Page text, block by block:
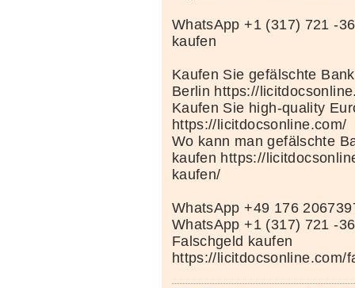
WhatsApp +1 (317) 721 -
kaufen
Kaufen Sie gefälschte
Berlin https://
Kaufen Sie high-quality
https://licitdocsonline.com/
Wo kann man gefälschte
kaufen https://
kaufen/
WhatsApp +49 176
WhatsApp +1 (317) 721 -
Falschgeld kaufen
https://licitdocsonline.com/